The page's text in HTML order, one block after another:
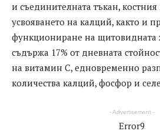
и съединителната тъкан,
усвояването на калций, както и
функциониране на щитовидната
съдържа 17% от дневната
на витамин С, едновременно
количества калций, фосфор и
- Advertisement -
Error9